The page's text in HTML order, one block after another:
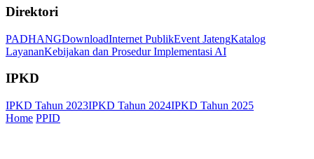
Direktori
PADHANGDownloadInternet PublikEvent JatengKatalog
LayananKebijakan dan Prosedur Implementasi AI
IPKD
IPKD Tahun 2023IPKD Tahun 2024IPKD Tahun 2025
Home PPID